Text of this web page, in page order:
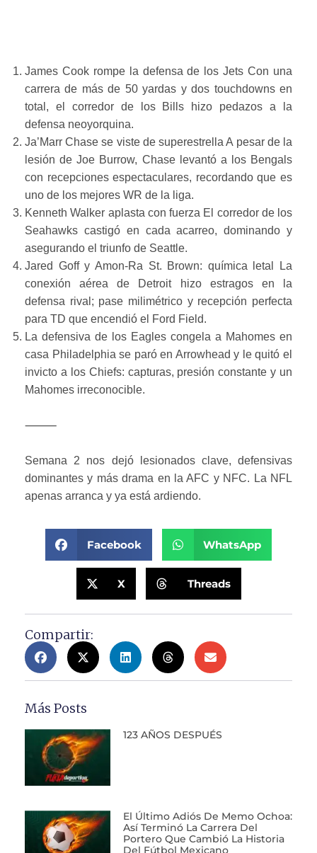
James Cook rompe la defensa de los Jets Con una
carrera de más de 50 yardas y dos touchdowns en
total, el corredor de los Bills hizo pedazos a la
defensa neoyorquina.
Ja’Marr Chase se viste de superestrella A pesar de la
lesión de Joe Burrow, Chase levantó a los Bengals
con recepciones espectaculares, recordando que es
uno de los mejores WR de la liga.
Kenneth Walker aplasta con fuerza El corredor de los
Seahawks castigó en cada acarreo, dominando y
asegurando el triunfo de Seattle.
Jared Goff y Amon-Ra St. Brown: química letal La
conexión aérea de Detroit hizo estragos en la
defensa rival; pase milimétrico y recepción perfecta
para TD que encendió el Ford Field.
La defensiva de los Eagles congela a Mahomes en
casa Philadelphia se paró en Arrowhead y le quitó el
invicto a los Chiefs: capturas, presión constante y un
Mahomes irreconocible.
⸻
Semana 2 nos dejó lesionados clave, defensivas
dominantes y más drama en la AFC y NFC. La NFL
apenas arranca y ya está ardiendo.
Facebook WhatsApp
X Threads
Compartir:
Más Posts
123 AÑOS DESPUÉS
El Último Adiós De Memo Ochoa:
Así Terminó La Carrera Del
Portero Que Cambió La Historia
Del Fútbol Mexicano